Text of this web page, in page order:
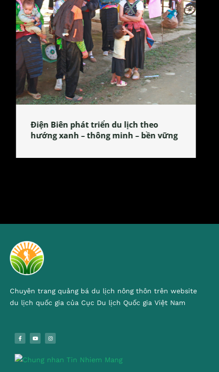
Làng làm bánh tẻ Phú Nhi – nơi lan
tỏa đặc sản xứ Đoài
Chuyên trang quảng bá du lịch nông thôn trên website
du lịch quốc gia của Cục Du lịch Quốc gia Việt Nam